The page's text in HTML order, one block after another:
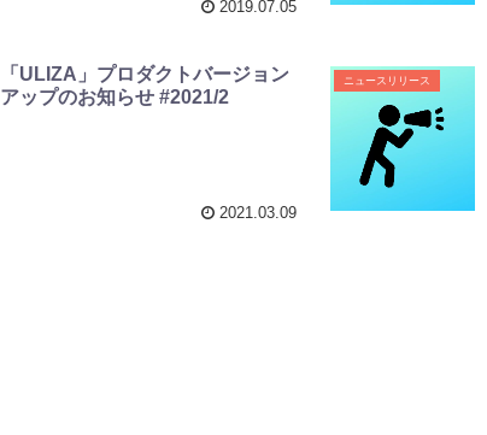
2019.07.05
「ULIZA」プロダクトバージョン
アップのお知らせ #2021/2
2021.03.09
ニュースリリース